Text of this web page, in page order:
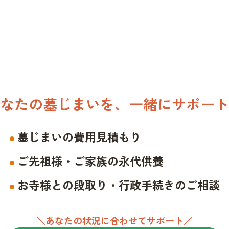
たの墓じまいを、一緒にサポー
墓じまいの費用見積もり
ご先祖様・ご家族の永代供養
お寺様との段取り・行政手続きのご相談
＼あなたの状況に合わせてサポート／